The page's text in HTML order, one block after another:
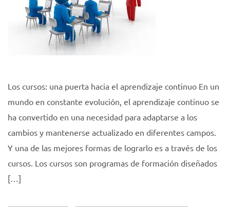
Los cursos: una puerta hacia el aprendizaje continuo En un
mundo en constante evolución, el aprendizaje continuo se
ha convertido en una necesidad para adaptarse a los
cambios y mantenerse actualizado en diferentes campos.
Y una de las mejores formas de lograrlo es a través de los
cursos. Los cursos son programas de formación diseñados
[…]